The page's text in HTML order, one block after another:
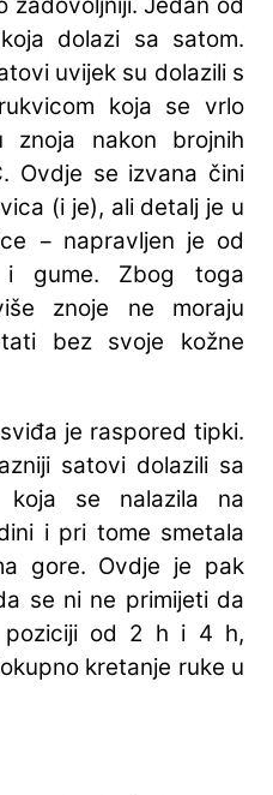
dolazi sa satom.
uvijek su dolazili s
koja se vrlo
nakon brojnih
Ovdje se izvana čini
(i je), ali detalj je u
− napravljen je od
i gume. Zbog toga
znoje ne moraju
bez svoje kožne
je raspored tipki.
satovi dolazili sa
koja se nalazila na
i pri tome smetala
gore. Ovdje je pak
se ni ne primijeti da
poziciji od 2 h i 4 h,
kretanje ruke u